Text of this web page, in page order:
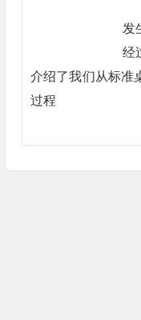
发
经
介绍了我们从标准
过程